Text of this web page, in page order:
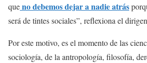
queno debemos dejar a nadie atrás
será de tintes sociales”, reflexiona el
Por este motivo, es el momento de las
sociología, de la antropología, filosofía,